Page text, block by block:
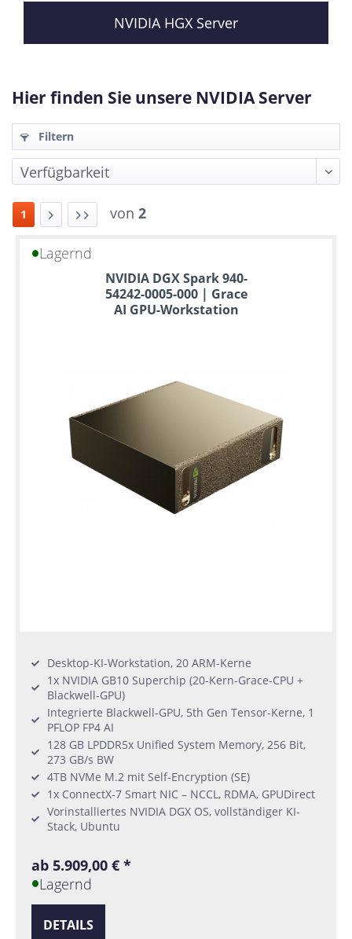
NVIDIA HGX Server
Hier finden Sie unsere NVIDIA Server
Filtern
1 von 2
Server
Lagernd
NVIDIA DGX Spark 940-
54242-0005-000 | Grace
AI GPU-Workstation
Desktop-KI-Workstation, 20 ARM-Kerne
1x NVIDIA GB10 Superchip (20-Kern-Grace-CPU +
Blackwell-GPU)
Integrierte Blackwell-GPU, 5th Gen Tensor-Kerne, 1
PFLOP FP4 AI
128 GB LPDDR5x Unified System Memory, 256 Bit,
273 GB/s BW
4TB NVMe M.2 mit Self-Encryption (SE)
1x ConnectX-7 Smart NIC – NCCL, RDMA, GPUDirect
Vorinstalliertes NVIDIA DGX OS, vollständiger KI-
Stack, Ubuntu
ab 5.909,00 € *
Lagernd
DETAILS